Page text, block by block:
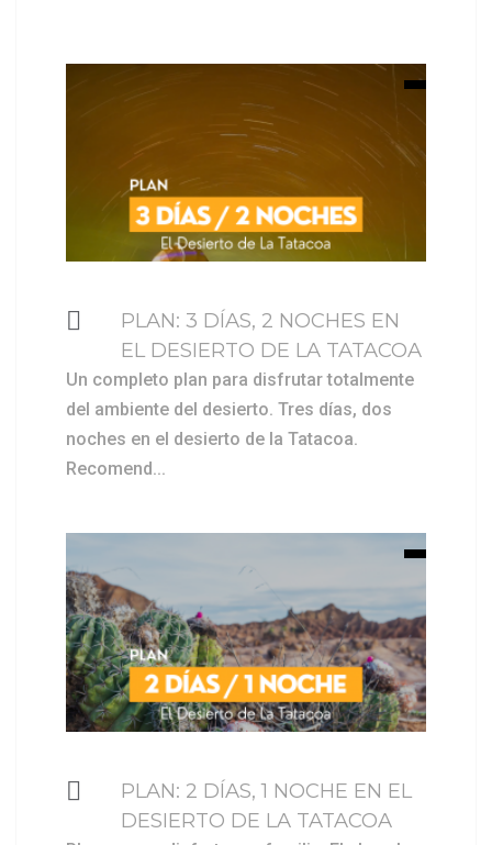
$ 449000
PLAN: 3 DÍAS, 2 NOCHES EN
EL DESIERTO DE LA TATACOA
Un completo plan para disfrutar totalmente
del ambiente del desierto. Tres días, dos
noches en el desierto de la Tatacoa.
Recomend...
$ 309000
PLAN: 2 DÍAS, 1 NOCHE EN EL
DESIERTO DE LA TATACOA